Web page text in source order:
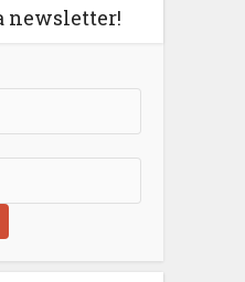
newsletter!